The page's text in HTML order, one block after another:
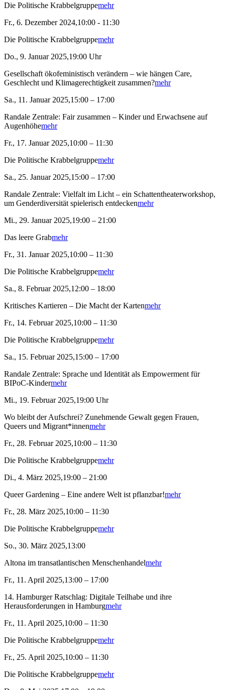
Die Politische Krabbelgruppemehr
Fr., 6. Dezember 2024,10:00 - 11:30
Die Politische Krabbelgruppemehr
Do., 9. Januar 2025,19:00 Uhr
Gesellschaft ökofeministisch verändern – wie hängen Care,
Geschlecht und Klimagerechtigkeit zusammen?mehr
Sa., 11. Januar 2025,15:00 – 17:00
Randale Zentrale: Fair zusammen – Kinder und Erwachsene auf
Augenhöhemehr
Fr., 17. Januar 2025,10:00 – 11:30
Die Politische Krabbelgruppemehr
Sa., 25. Januar 2025,15:00 – 17:00
Randale Zentrale: Vielfalt im Licht – ein Schattentheaterworkshop,
um Genderdiversität spielerisch entdeckenmehr
Mi., 29. Januar 2025,19:00 – 21:00
Das leere Grabmehr
Fr., 31. Januar 2025,10:00 – 11:30
Die Politische Krabbelgruppemehr
Sa., 8. Februar 2025,12:00 – 18:00
Kritisches Kartieren – Die Macht der Kartenmehr
Fr., 14. Februar 2025,10:00 – 11:30
Die Politische Krabbelgruppemehr
Sa., 15. Februar 2025,15:00 – 17:00
Randale Zentrale: Sprache und Identität als Empowerment für
BIPoC-Kindermehr
Mi., 19. Februar 2025,19:00 Uhr
Wo bleibt der Aufschrei? Zunehmende Gewalt gegen Frauen,
Queers und Migrant*innenmehr
Fr., 28. Februar 2025,10:00 – 11:30
Die Politische Krabbelgruppemehr
Di., 4. März 2025,19:00 – 21:00
Queer Gardening – Eine andere Welt ist pflanzbar!mehr
Fr., 28. März 2025,10:00 – 11:30
Die Politische Krabbelgruppemehr
So., 30. März 2025,13:00
Altona im transatlantischen Menschenhandelmehr
Fr., 11. April 2025,13:00 – 17:00
14. Hamburger Ratschlag: Digitale Teilhabe und ihre
Herausforderungen in Hamburgmehr
Fr., 11. April 2025,10:00 – 11:30
Die Politische Krabbelgruppemehr
Fr., 25. April 2025,10:00 – 11:30
Die Politische Krabbelgruppemehr